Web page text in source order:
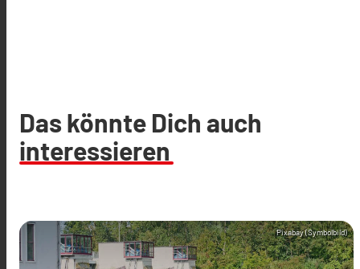
Das könnte Dich auch
interessieren
Pixabay (Symbolbild)